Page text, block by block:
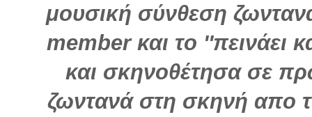
μουσική σύνθεση
member και το ''πεινάει
και σκηνοθέτησα σε
ζωντανά στη σκηνή απo